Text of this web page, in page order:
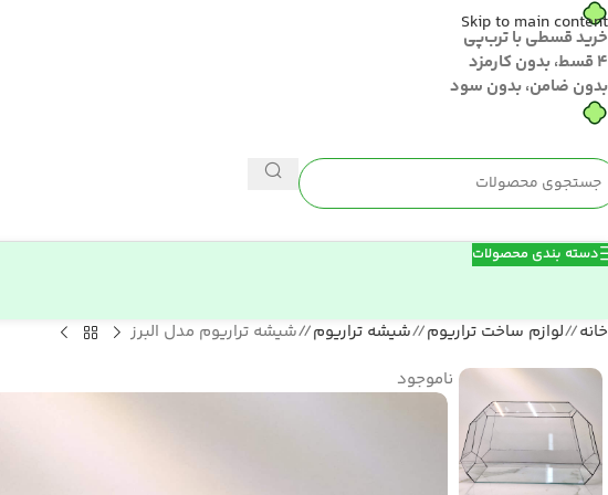
خرید قسطی با ترب‌پی
۴ قسط، بدون کارمزد
بدون ضامن، بدون سود
Skip to main content
دسته بندی محصولات
خانه/ لوازم ساخت تراریوم/ شیشه تراریوم/ شیشه تراریوم مدل البرز
ناموجود